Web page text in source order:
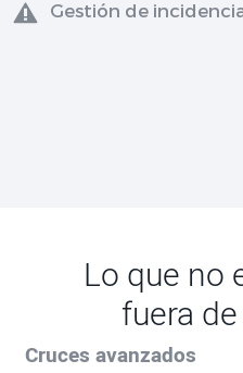
Gestión de
Lo que no
fuera
Cruces avanzados